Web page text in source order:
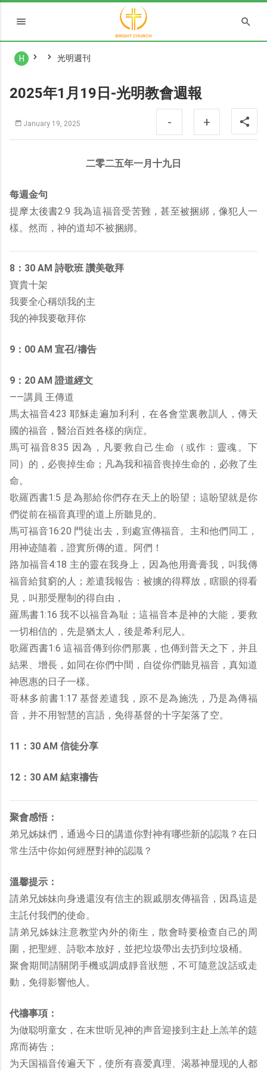
H 光明週刊
2025年1月19日-光明教會週報
January 19, 2025 - +
二零二五年一月十九日
每週金句
提摩太後書2:9 我為這福音受苦難，甚至被捆綁，像犯人一
樣。然而，神的道却不被捆綁。
8：30 AM 詩歌班 讚美敬拜
寶貴十架
我要全心稱頌我的主
我的神我要敬拜你
9：00 AM 宣召/禱告
9：20 AM 證道經文
——講員 王傳道
馬太福音4:23 耶穌走遍加利利，在各會堂裏教訓人，傳天
國的福音，醫治百姓各樣的病症。
馬可福音8:35 因為，凡要救自己生命（或作：靈魂。下
同）的，必喪掉生命；凡為我和福音喪掉生命的，必救了生
命。
歌羅西書1:5 是為那給你們存在天上的盼望；這盼望就是你
們從前在福音真理的道上所聽見的。
馬可福音16:20 門徒出去，到處宣傳福音。主和他們同工，
用神迹隨着，證實所傳的道。阿們！
路加福音4:18 主的靈在我身上，因為他用膏膏我，叫我傳
福音給貧窮的人；差遣我報告：被擄的得釋放，瞎眼的得看
見，叫那受壓制的得自由，
羅馬書1:16 我不以福音為耻；這福音本是神的大能，要救
一切相信的，先是猶太人，後是希利尼人。
歌羅西書1:6 這福音傳到你們那裏，也傳到普天之下，并且
結果、增長，如同在你們中間，自從你們聽見福音，真知道
神恩惠的日子一樣。
哥林多前書1:17 基督差遣我，原不是為施洗，乃是為傳福
音，并不用智慧的言語，免得基督的十字架落了空。
11：30 AM 信徒分享
12：30 AM 結束禱告
聚會感悟：
弟兄姊妹們，通過今日的講道你對神有哪些新的認識？在日
常生活中你如何經歷對神的認識？
溫馨提示：
請弟兄姊妹向身邊還沒有信主的親戚朋友傳福音，因爲這是
主託付我們的使命。
請弟兄姊妹注意教堂內外的衛生，散會時要檢查自己的周
圍，把聖經、詩歌本放好，並把垃圾帶出去扔到垃圾桶。
聚會期間請關閉手機或調成靜音狀態，不可隨意說話或走
動，免得影響他人。
代禱事項：
为做聪明童女，在末世听见神的声音迎接到主赴上羔羊的筵
席而祷告；
为天国福音传遍天下，使所有喜爱真理、渴慕神显现的人都